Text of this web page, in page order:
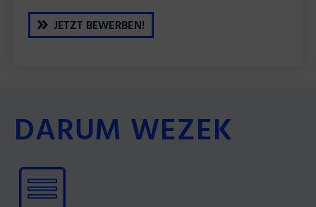
JETZT BEWERBEN!
DARUM WEZEK